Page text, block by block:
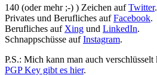
140 (oder mehr ;-) ) Zeichen aufTwitter.
Privates und Berufliches aufFacebook.
Berufliches auf Xing und LinkedIn.
Schnappschüsse aufInstagram.
P.S.: Mich kann man auch
PGP Key gibt es hier.